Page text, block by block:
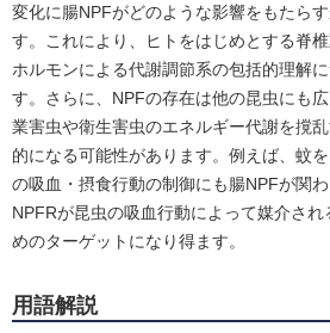
変化に腸NPFがどのような影響をもたら
す。これにより、ヒトをはじめとする脊
ホルモンによる代謝調節系の包括的理解
す。さらに、NPFの存在は他の昆虫にも
業害虫や衛生害虫のエネルギー代謝を撹
的になる可能性があります。例えば、蚊
の吸血・摂食行動の制御にも腸NPFが関
NPFRが昆虫の吸血行動によって媒介さ
めのターゲットになり得ます。
用語解説